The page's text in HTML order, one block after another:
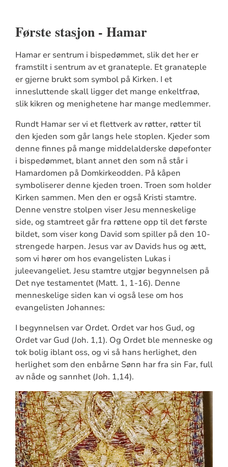
Første stasjon - Hamar
Hamar er sentrum i bispedømmet, slik det her er
framstilt i sentrum av et granateple. Et granateple
er gjerne brukt som symbol på Kirken. I et
innesluttende skall ligger det mange enkeltfraø,
slik kikren og menighetene har mange medlemmer.
Rundt Hamar ser vi et flettverk av røtter, røtter til
den kjeden som går langs hele stoplen. Kjeder som
denne finnes på mange middelalderske døpefonter
i bispedømmet, blant annet den som nå står i
Hamardomen på Domkirkeodden. På kåpen
symboliserer denne kjeden troen. Troen som holder
Kirken sammen. Men den er også Kristi stamtre.
Denne venstre stolpen viser Jesu menneskelige
side, og stamtreet går fra røttene opp til det første
bildet, som viser kong David som spiller på den 10-
strengede harpen. Jesus var av Davids hus og ætt,
som vi hører om hos evangelisten Lukas i
juleevangeliet. Jesu stamtre utgjør begynnelsen på
Det nye testamentet (Matt. 1, 1-16). Denne
menneskelige siden kan vi også lese om hos
evangelisten Johannes:
I begynnelsen var Ordet. Ordet var hos Gud, og
Ordet var Gud (Joh. 1,1). Og Ordet ble menneske og
tok bolig iblant oss, og vi så hans herlighet, den
herlighet som den enbårne Sønn har fra sin Far, full
av nåde og sannhet (Joh. 1,14).